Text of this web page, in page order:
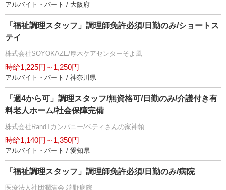
アルバイト・パート / 大阪府
「福祉調理スタッフ」調理師免許必須/日勤のみ/ショートス
テイ
株式会社SOYOKAZE/厚木ケアセンターそよ風
時給1,225円～1,250円
アルバイト・パート / 神奈川県
「週4から可」調理スタッフ/無資格可/日勤のみ/介護付き有
料老人ホーム/社会保障完備
株式会社RandTカンパニー/ベティさんの家神領
時給1,140円～1,350円
アルバイト・パート / 愛知県
「福祉調理スタッフ」調理師免許必須/日勤のみ/病院
医療法人社団潤清会 端野病院